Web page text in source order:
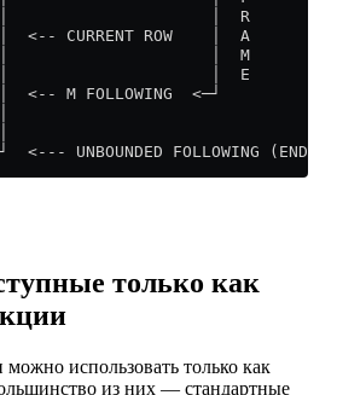
│                     │  R
<-- CURRENT ROW    │  A
│                     │  M
│                     │  E
<-- M FOLLOWING  <─┘
<--- UNBOUNDED FOLLOWING (END
только как
использовать только как
из них — стандартные